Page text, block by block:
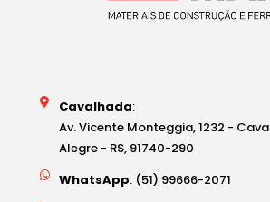
Cavalhada:
Av. Vicente Monteggia, 1232 -
Alegre - RS, 91740-290
WhatsApp: (51) 99666-2071